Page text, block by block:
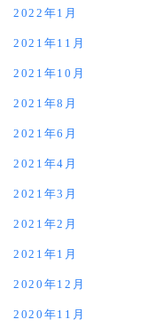
2022年1月
2021年11月
2021年10月
2021年8月
2021年6月
2021年4月
2021年3月
2021年2月
2021年1月
2020年12月
2020年11月